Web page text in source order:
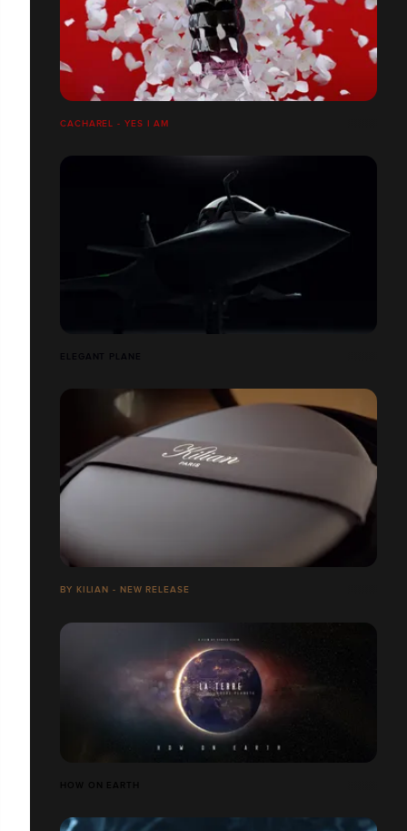
CACHAREL - YES I AM
ELEGANT PLANE
BY KILIAN - NEW RELEASE
HOW ON EARTH